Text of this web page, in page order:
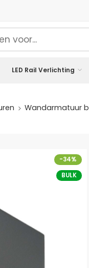
LED Rail Verlichting
Wandarmatuur
-34%
BULK